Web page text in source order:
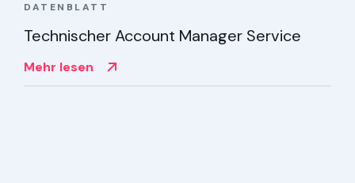
DATENBLATT
Technischer Account Manager Service
Mehr lesen